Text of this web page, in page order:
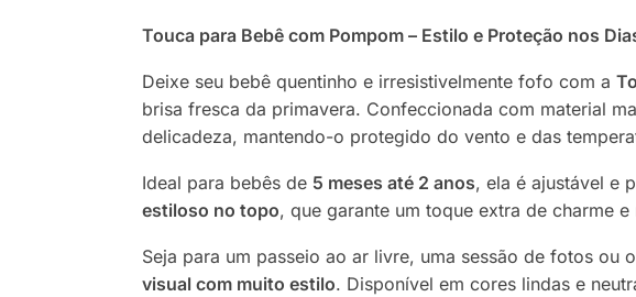
Touca para Bebê com Pompom – Estilo e Proteção nos
Deixe seu bebê quentinho e irresistivelmente fofo com a
brisa fresca da primavera. Confeccionada com material
delicadeza, mantendo-o protegido do vento e das
Ideal para bebês de 5 meses até 2 anos, ela é ajustável e
estiloso no topo, que garante um toque extra de charme
Seja para um passeio ao ar livre, uma sessão de fotos ou
visual com muito estilo. Disponível em cores lindas e